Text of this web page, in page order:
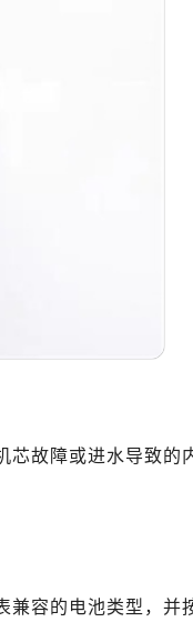
层13室（需提前预约
预约）
前预约）
预约）
约）
芯故障或进水导致的
兼容的电池类型，并